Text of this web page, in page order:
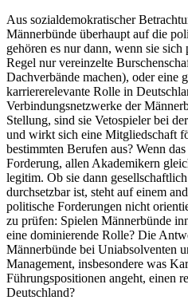
Aus sozialdemokratischer
Männerbünde überhaupt auf die
gehören es nur dann, wenn sie
Regel nur vereinzelte
Dachverbände machen), oder eine
karriererelevante Rolle in
Verbindungsnetzwerke der
Stellung, sind sie Vetospieler bei
und wirkt sich eine Mitgliedschaft
bestimmten Berufen aus? Wenn
Forderung, allen Akademikern
legitim. Ob sie dann
durchsetzbar ist, steht auf einem
politische Forderungen nicht
zu prüfen: Spielen Männerbünde
eine dominierende Rolle? Die
Männerbünde bei Uniabsolventen
Management, insbesondere was
Führungspositionen angeht, einen
Deutschland?